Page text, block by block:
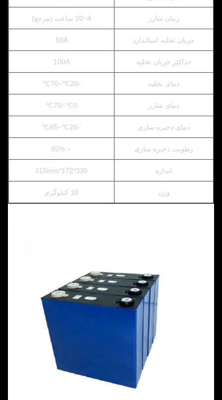
زمان شارژ 4~20 ساعت (مرجع)
جریان تخلیه استاندارد 50A
حداکثر جریان تخلیه 100A
دمای تخلیه -20℃~70℃
دمای شارژ 0℃~70℃
دمای ذخیره سازی ‘-20℃~65℃
رطوبت ذخیره سازی ＜85%
اندازه 330*172*215mm
وزن 10 کیلوگرم